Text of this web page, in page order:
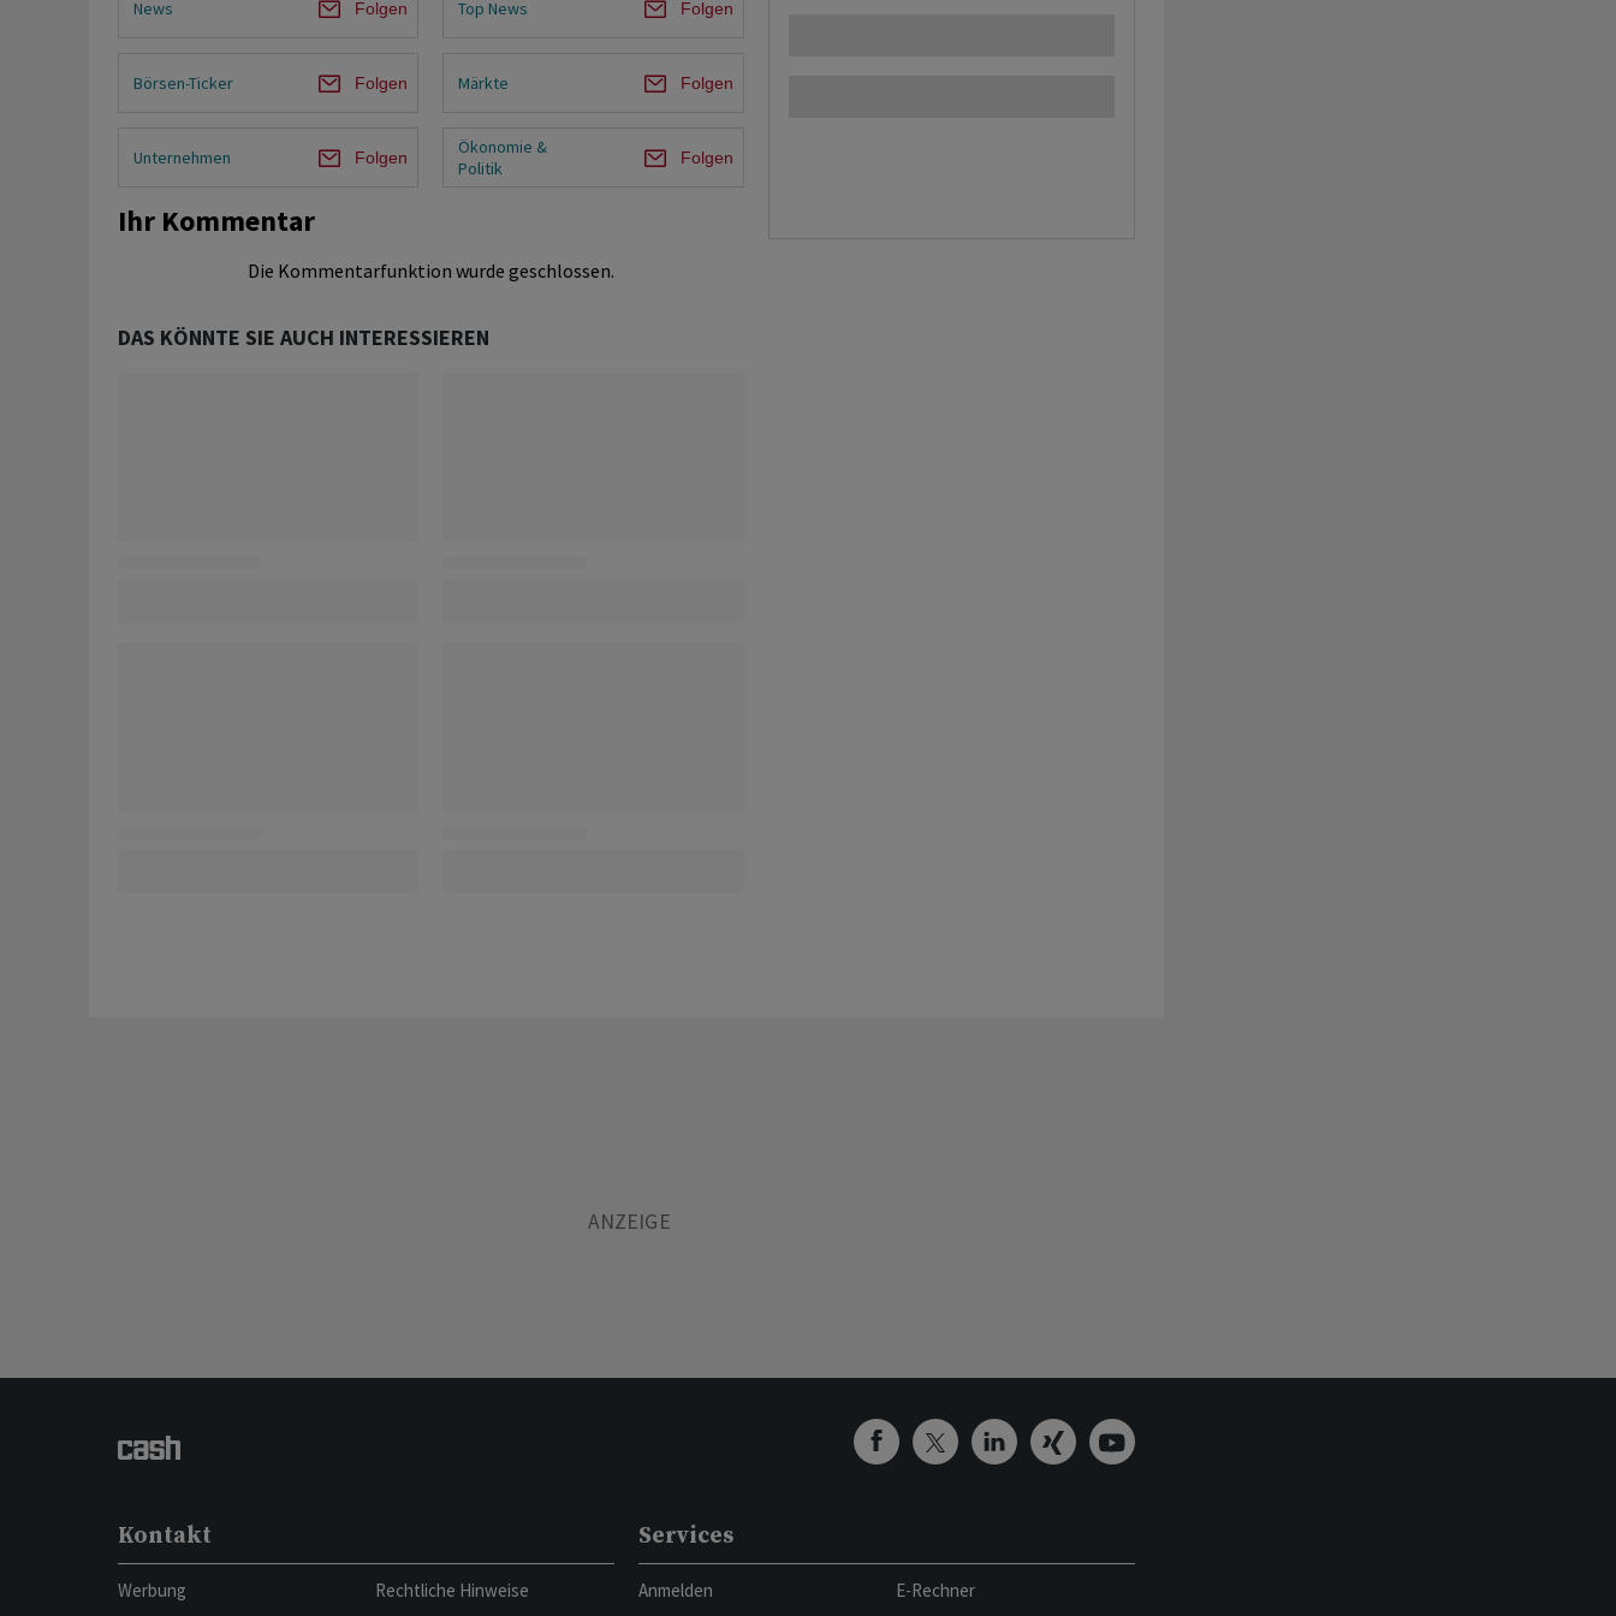
News Folgen Top News Folgen
Börsen-Ticker Folgen Märkte Folgen
Unternehmen Folgen
Ökonomie &
Politik
Folgen
Ihr Kommentar
Die Kommentarfunktion wurde geschlossen.
DAS KÖNNTE SIE AUCH INTERESSIEREN
Kontakt
Werbung Rechtliche Hinweise
Services
Anmelden E-Rechner